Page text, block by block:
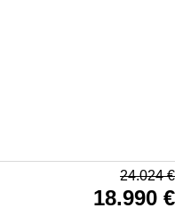
24.024€
18.990 €